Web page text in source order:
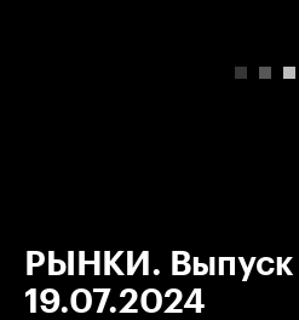
РЫНКИ. Выпуск
19.07.2024